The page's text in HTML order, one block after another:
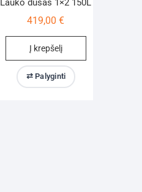
Lauko dušas 1×2 150L
419,00€
Į krepšelį
⇄ Palyginti